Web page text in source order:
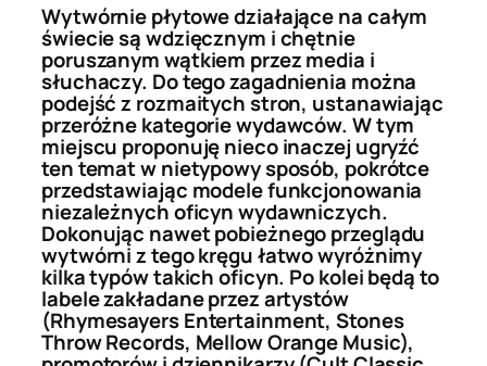
Wytwórnie płytowe działające na całym
świecie są wdzięcznym i chętnie
poruszanym wątkiem przez media i
słuchaczy. Do tego zagadnienia można
podejść z rozmaitych stron, ustanawiając
przeróżne kategorie wydawców. W tym
miejscu proponuję nieco inaczej ugryźć
ten temat w nietypowy sposób, pokrótce
przedstawiając modele funkcjonowania
niezależnych oficyn wydawniczych.
Dokonując nawet pobieżnego przeglądu
wytwórni z tego kręgu łatwo wyróżnimy
kilka typów takich oficyn. Po kolei będą to
labele zakładane przez artystów
(Rhymesayers Entertainment, Stones
Throw Records, Mellow Orange Music),